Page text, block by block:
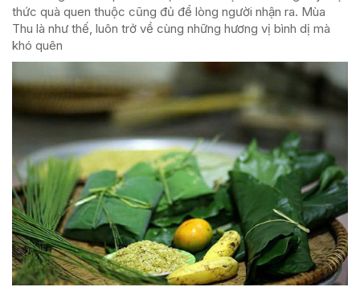
thức quà quen thuộc cũng đủ để lòng người nhận ra. Mùa
Thu là như thế, luôn trở về cùng những hương vị bình dị mà
khó quên